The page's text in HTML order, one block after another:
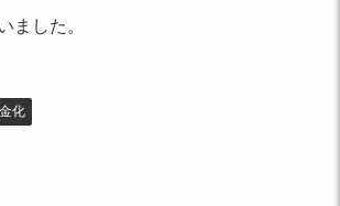
ました。
化